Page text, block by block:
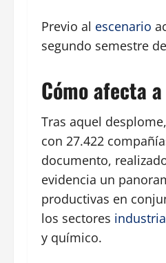
Previo al escenario
segundo semestre
Cómo afecta
Tras aquel
con 27.422
documento,
evidencia un
productivas en
los sectores
y químico.